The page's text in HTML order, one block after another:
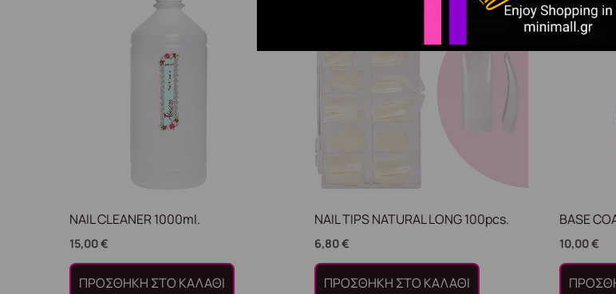
NAIL CLEANER 1000ml.
15,00€
ΠΡΟΣΘΉΚΗ ΣΤΟ ΚΑΛΆΘΙ
NAIL TIPS NATURAL LONG 100pcs.
6,80€
ΠΡΟΣΘΉΚΗ ΣΤΟ ΚΑΛΆΘΙ
BASE
10,00€